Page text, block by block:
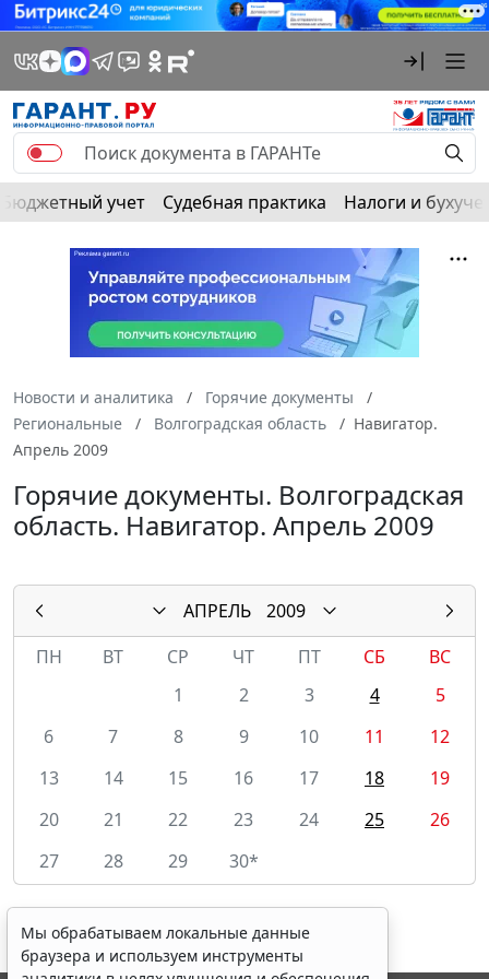
Бюджетный учет Судебная практика Налоги и
Новости и аналитика
Горячие документы
Региональные
Волгоградская область
Навигатор.
Апрель 2009
Горячие документы. Волгоградская
область. Навигатор. Апрель 2009
АПРЕЛЬ
2009
ПН
ВТ СР ЧТ ПТ СБ
ВС
1
2 3 4
5
6
7 8 9 10 11
12
13
14 15 16 17 18
19
20
21 22 23 24 25
26
27
28 29 30*
Мы обрабатываем локальные данные
браузера и используем инструменты